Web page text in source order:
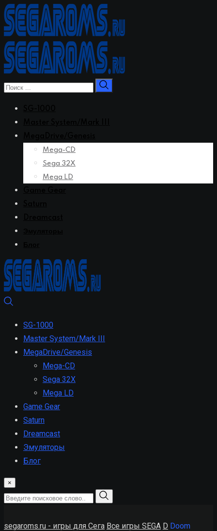
Перейти
к
контенту
Mega-CD
Sega 32X
Mega LD
SG-1000
Master System/Mark III
MegaDrive/Genesis
Mega-CD
Sega 32X
Mega LD
Game Gear
Saturn
Dreamcast
Эмуляторы
Блог
×
segaroms.ru - игры для Сега Все игры SEGA D Doom